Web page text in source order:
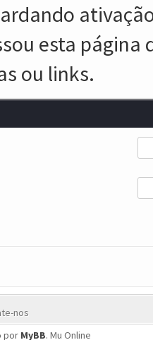
esta
ou links.
nos
por MyBB. Mu Online